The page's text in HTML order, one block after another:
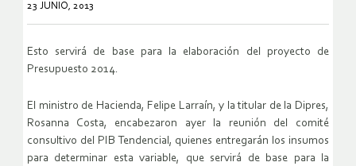
23 JUNIO, 2013
Esto servirá de base para la elaboración del proyecto de
Presupuesto 2014.
El ministro de Hacienda, Felipe Larraín, y la titular de la Dipres,
Rosanna Costa, encabezaron ayer la reunión del comité
consultivo del PIB Tendencial, quienes entregarán los insumos
para determinar esta variable, que servirá de base para la